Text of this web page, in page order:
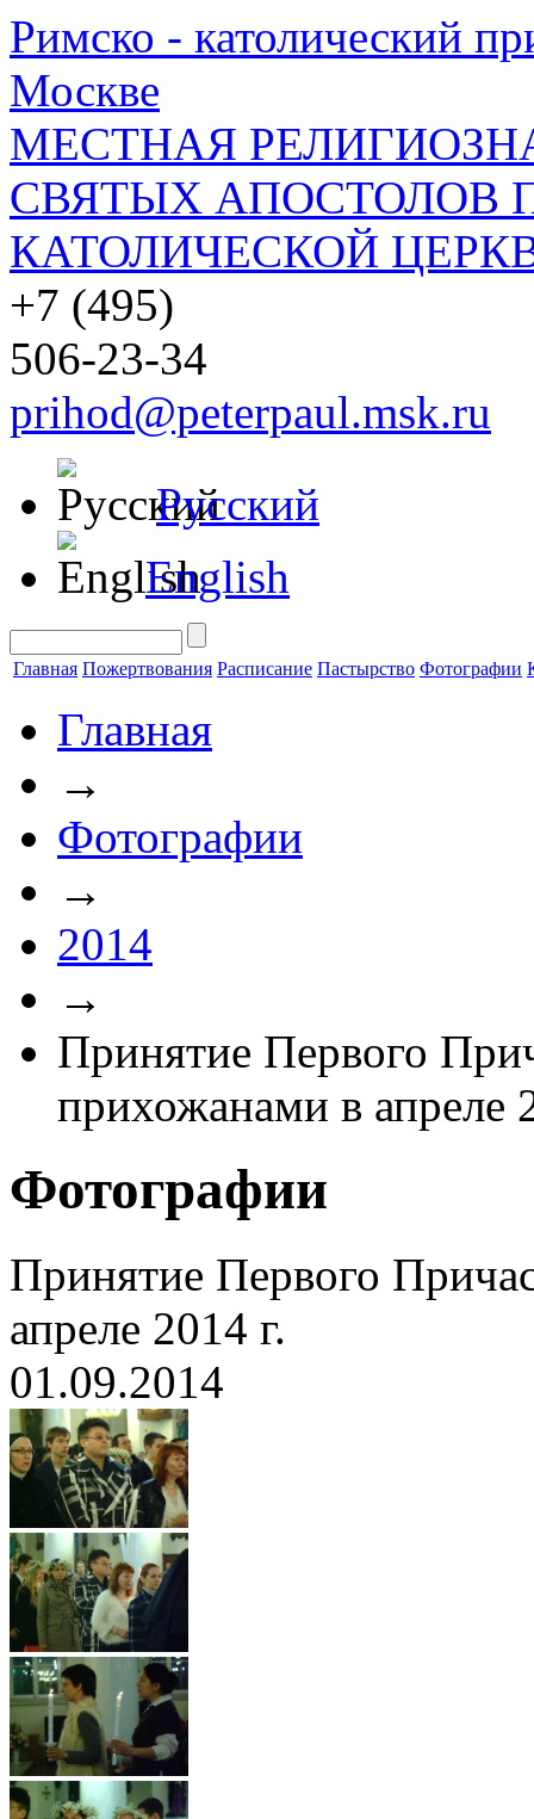
Римско - католический
Москве
МЕСТНАЯ
СВЯТЫХ АПОСТОЛОВ
КАТОЛИЧЕСКОЙ
+7 (495)
506-23-34
prihod@peterpaul.msk.ru
Русский
English
Главная Пожертвования Расписание Пастырство Фотографии
Главная
→
Фотографии
→
2014
→
Принятие Первого
прихожанами в апреле
Фотографии
Принятие Первого
апреле 2014 г.
01.09.2014